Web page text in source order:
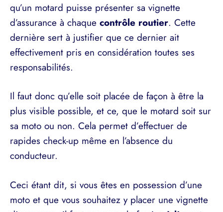
qu’un motard puisse présenter sa vignette
d’assurance à chaque contrôle routier. Cette
dernière sert à justifier que ce dernier ait
effectivement pris en considération toutes ses
responsabilités.
Il faut donc qu’elle soit placée de façon à être la
plus visible possible, et ce, que le motard soit sur
sa moto ou non. Cela permet d’effectuer de
rapides check-up même en l’absence du
conducteur.
Ceci étant dit, si vous êtes en possession d’une
moto et que vous souhaitez y placer une vignette